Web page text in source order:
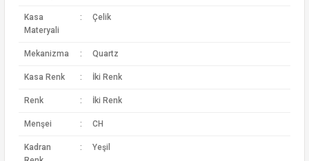
Kasa
Materyali
: Çelik
Mekanizma : Quartz
Kasa Renk : İki Renk
Renk : İki Renk
Menşei : CH
Kadran
: Yeşil